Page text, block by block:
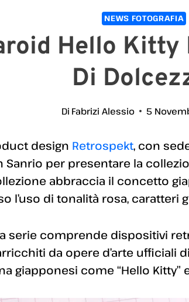
NEWS FOTOGRAFIA
Hello Kitty
Di
Di Fabrizi Alessio 5
design Retrospekt, con
per presentare la
abbraccia il concetto
l’uso di tonalità rosa, caratteri
serie comprende dispositivi
da opere d’arte ufficiali
giapponesi come “Hello Kitty” e